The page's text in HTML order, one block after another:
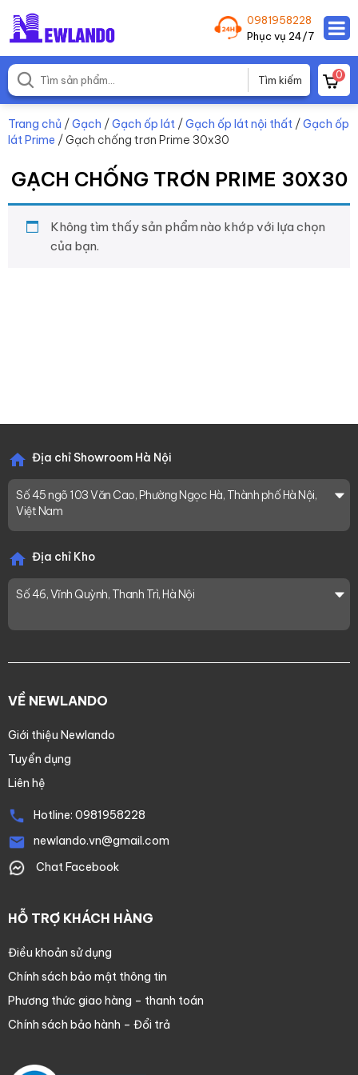
0981958228
Phục vụ 24/7
0
Trang chủ /Gạch /Gạch ốp lát /Gạch ốp lát nội thất /Gạch ốp
lát Prime / Gạch chống trơn Prime 30x30
GẠCH CHỐNG TRƠN PRIME 30X30
Không tìm thấy sản phẩm nào khớp với lựa chọn
của bạn.
Địa chỉ Showroom Hà Nội
Số 45 ngõ 103 Văn Cao, Phường Ngọc Hà, Thành phố Hà Nội,
Việt Nam
Địa chỉ Kho
Số 46, Vĩnh Quỳnh, Thanh Trì, Hà Nội
VỀ NEWLANDO
Giới thiệu Newlando
Tuyển dụng
Liên hệ
Hotline: 0981958228
newlando.vn@gmail.com
Chat Facebook
HỖ TRỢ KHÁCH HÀNG
Điều khoản sử dụng
Chính sách bảo mật thông tin
Phương thức giao hàng – thanh toán
Chính sách bảo hành – Đổi trả